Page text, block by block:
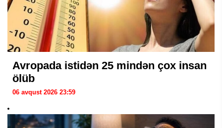
Avropada istidən 25 mindən çox insan
ölüb
06 avqust 2026 23:59